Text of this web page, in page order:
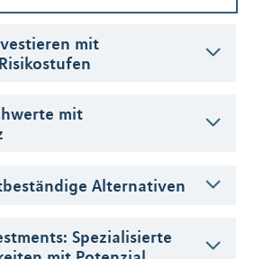
mit
mit
Alternativen
Spezialisierte